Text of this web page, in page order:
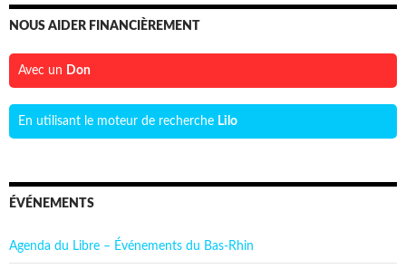
NOUS AIDER FINANCIÈREMENT
Avec un Don
En utilisant le moteur de recherche Lilo
ÉVÉNEMENTS
Agenda du Libre – Événements du Bas-Rhin